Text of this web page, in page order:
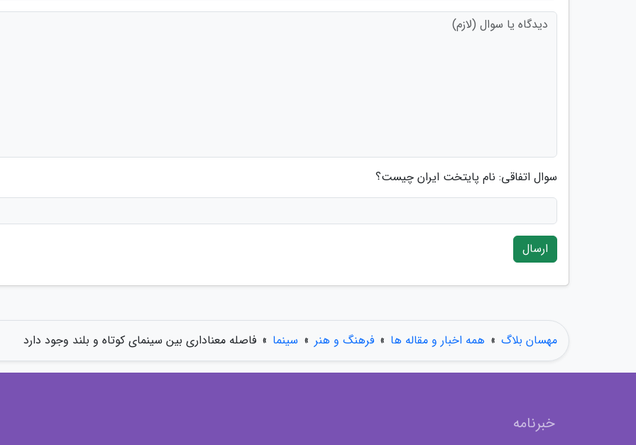
سوال اتفاقی: نام پایتخت ایران چیست؟
ارسال
مهسان بلاگ » همه اخبار و مقاله ها » فرهنگ و هنر » سینما » فاصله معناداری بین سینمای کوتاه و بلند وجود دارد
خبرنامه